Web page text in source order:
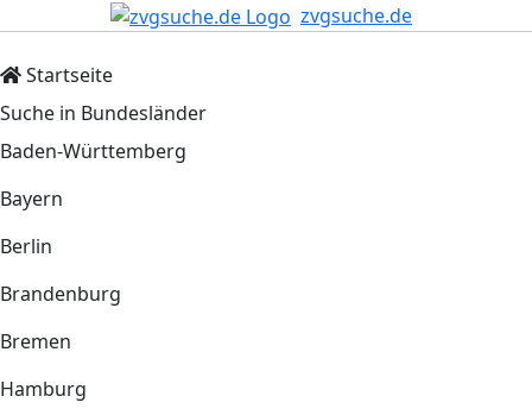
zvgsuche.de
Startseite
Suche in Bundesländer
Baden-Württemberg
Bayern
Berlin
Brandenburg
Bremen
Hamburg